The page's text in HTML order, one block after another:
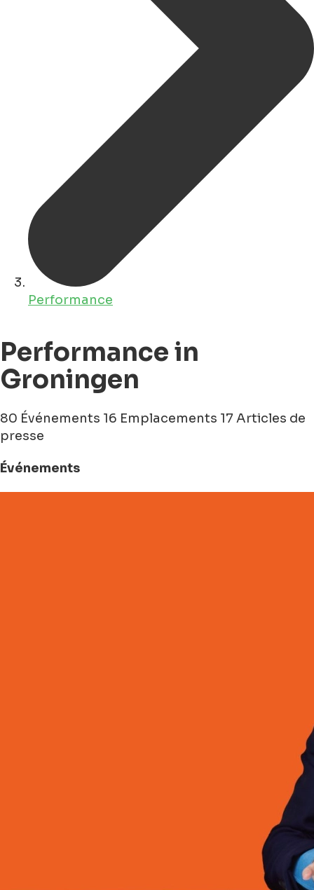
Performance
Performance in
Groningen
80 Événements 16 Emplacements 17 Articles de
presse
Événements